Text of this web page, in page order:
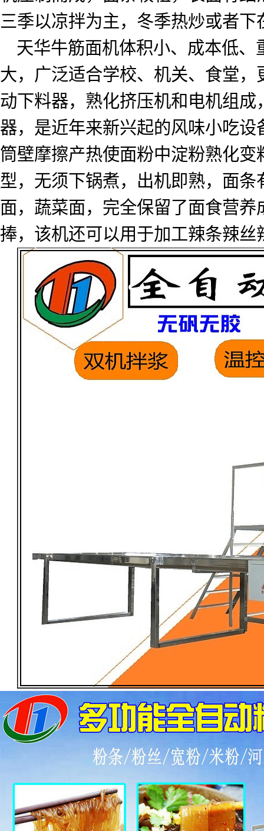
三季以凉拌为主，冬季热炒或者
天华牛筋面机体积小、成本低
大，广泛适合学校、机关、食堂
动下料器，熟化挤压机和电机组
器，是近年来新兴起的风味小吃
筒壁摩擦产热使面粉中淀粉熟化
型，无须下锅煮，出机即熟，面
面，蔬菜面，完全保留了面食营
捧，该机还可以用于加工辣条辣丝